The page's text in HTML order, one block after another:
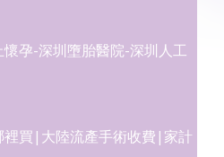
孕-深圳墮胎醫院-深圳人工
裡買|大陸流產手術收費|家計